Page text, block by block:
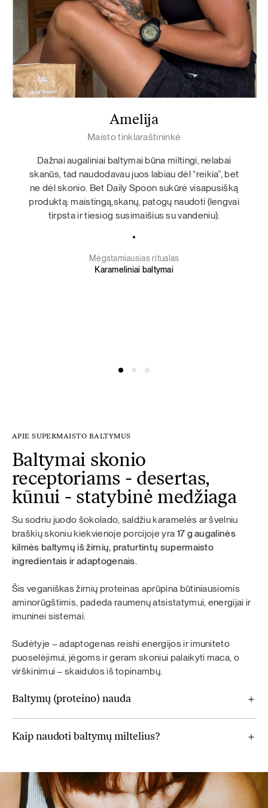
Amelija
Maisto tinklaraštininkė
Dažnai augaliniai baltymai būna miltingi, nelabai
skanūs, tad naudodavau juos labiau dėl “reikia”, bet
ne dėl skonio. Bet Daily Spoon sukūrė visapusišką
produktą: maistingą,skanų, patogų naudoti (lengvai
tirpsta ir tiesiog susimaišius su vandeniu).
Mėgstamiausias ritualas
Karameliniai baltymai
APIE SUPERMAISTO BALTYMUS
Baltymai skonio
receptoriams - desertas,
kūnui - statybinė medžiaga
Su sodriu juodo šokolado, saldžiu karamelės ar švelniu
braškių skoniu kiekvienoje porcijoje yra 17 g augalinės
kilmės baltymų iš žirnių, praturtintų supermaisto
ingredientais ir adaptogenais.
Šis veganiškas žirnių proteinas aprūpina būtiniausiomis
aminorūgštimis, padeda raumenų atsistatymui, energijai ir
imuninei sistemai.
Sudėtyje – adaptogenas reishi energijos ir imuniteto
puoselėjimui, jėgoms ir geram skoniui palaikyti maca, o
virškinimui – skaidulos iš topinambų.
Baltymų (proteino) nauda
Kaip naudoti baltymų miltelius?